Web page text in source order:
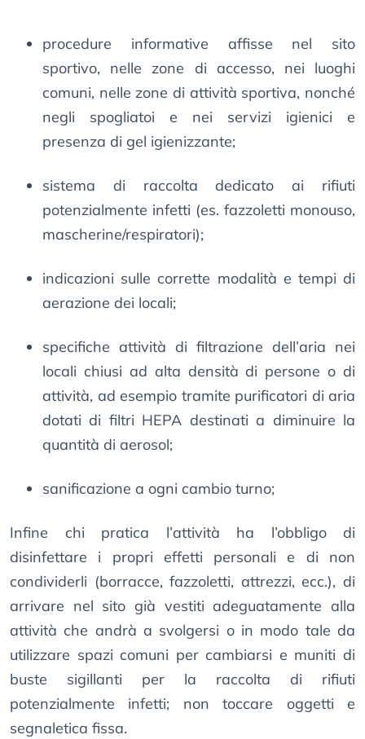
procedure informative affisse nel sito
sportivo, nelle zone di accesso, nei luoghi
comuni, nelle zone di attività sportiva, nonché
negli spogliatoi e nei servizi igienici e
presenza di gel igienizzante;
sistema di raccolta dedicato ai rifiuti
potenzialmente infetti (es. fazzoletti monouso,
mascherine/respiratori);
indicazioni sulle corrette modalità e tempi di
aerazione dei locali;
specifiche attività di filtrazione dell’aria nei
locali chiusi ad alta densità di persone o di
attività, ad esempio tramite purificatori di aria
dotati di filtri HEPA destinati a diminuire la
quantità di aerosol;
sanificazione a ogni cambio turno;
Infine chi pratica l’attività ha l’obbligo di
disinfettare i propri effetti personali e di non
condividerli (borracce, fazzoletti, attrezzi, ecc.), di
arrivare nel sito già vestiti adeguatamente alla
attività che andrà a svolgersi o in modo tale da
utilizzare spazi comuni per cambiarsi e muniti di
buste sigillanti per la raccolta di rifiuti
potenzialmente infetti; non toccare oggetti e
segnaletica fissa.